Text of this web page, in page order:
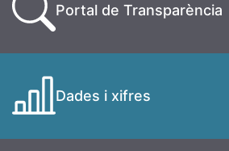
Portal de Transparència
Dades i xifres